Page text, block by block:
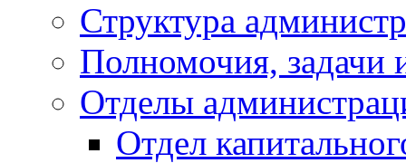
Структура
Полномочия, задачи
Отделы
Отдел